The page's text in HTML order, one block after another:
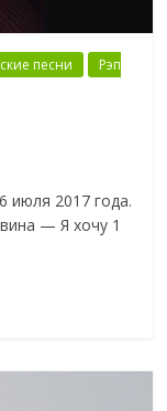
песни
Рэп
июля 2017 года.
— Я хочу 1